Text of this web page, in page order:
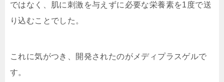
ではなく、肌に刺激を与えずに必要な栄養素を1度で送
り込むことでした。
これに気がつき、開発されたのがメディプラスゲルで
す。